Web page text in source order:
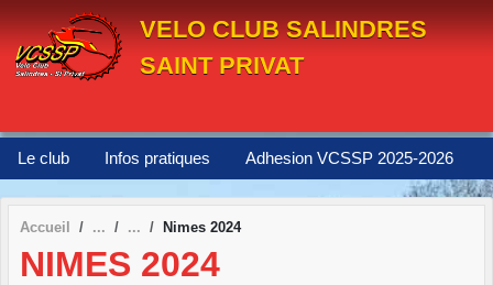
VELO CLUB SALINDRES
SAINT PRIVAT
Le club Infos pratiques Adhesion VCSSP 2025-2026
Accueil Nimes 2024
NIMES 2024
Panneau de gestion des cookies